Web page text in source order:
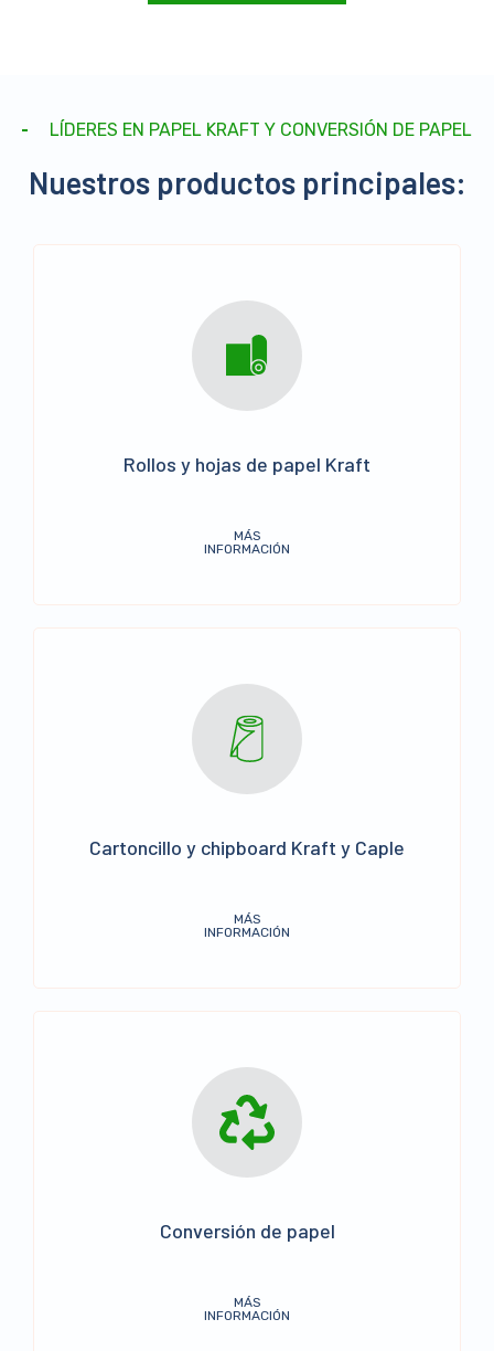
LÍDERES EN PAPEL KRAFT Y CONVERSIÓN DE PAPEL
Nuestros productos principales:
Rollos y hojas de papel Kraft
MÁS
INFORMACIÓN
Cartoncillo y chipboard Kraft y Caple
MÁS
INFORMACIÓN
Conversión de papel
MÁS
INFORMACIÓN